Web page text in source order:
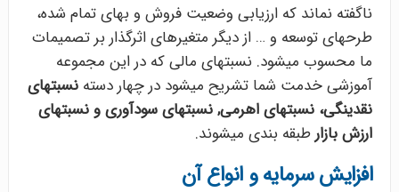
ناگفته نماند که ارزیابی وضعیت فروش و بهای تمام شده،
طرح­های توسعه و … از دیگر متغیرهای اثرگذار بر تصمیمات
ما محسوب می­شود. نسبت­های مالی که در این مجموعه
آموزشی خدمت شما تشریح می­شود در چهار دسته نسبت­های
نقدینگی، نسبت­های اهرمی, نسبت­های سودآوری و نسبت­های
ارزش بازارطبقه­ بندی می­شوند.
افزایش سرمایه و انواع آن